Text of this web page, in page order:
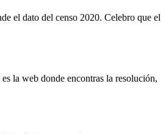
el dato del censo 2020. Celebro que el
la web donde encontras la resolución,